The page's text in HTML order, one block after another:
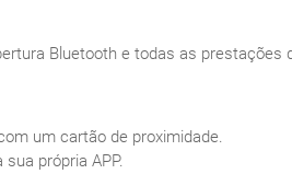
Bluetooth e todas as prestações
um cartão de proximidade.
própria APP.